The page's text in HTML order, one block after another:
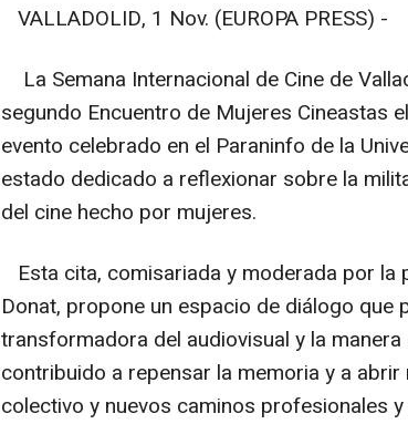
VALLADOLID, 1 Nov. (EUROPA PRESS) -
La Semana Internacional de Cine de
segundo Encuentro de Mujeres Cineastas
evento celebrado en el Paraninfo de la
estado dedicado a reflexionar sobre la
del cine hecho por mujeres.
Esta cita, comisariada y moderada por la
Donat, propone un espacio de diálogo que
transformadora del audiovisual y la
contribuido a repensar la memoria y a
colectivo y nuevos caminos profesionales